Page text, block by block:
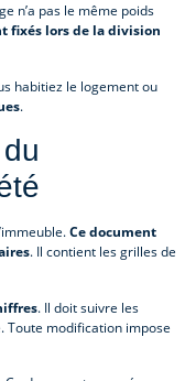
n’a pas le même poids
fixés lors de la division
habitiez le logement ou
.
Ce document
. Il contient les grilles de
. Il doit suivre les
Toute modification impose